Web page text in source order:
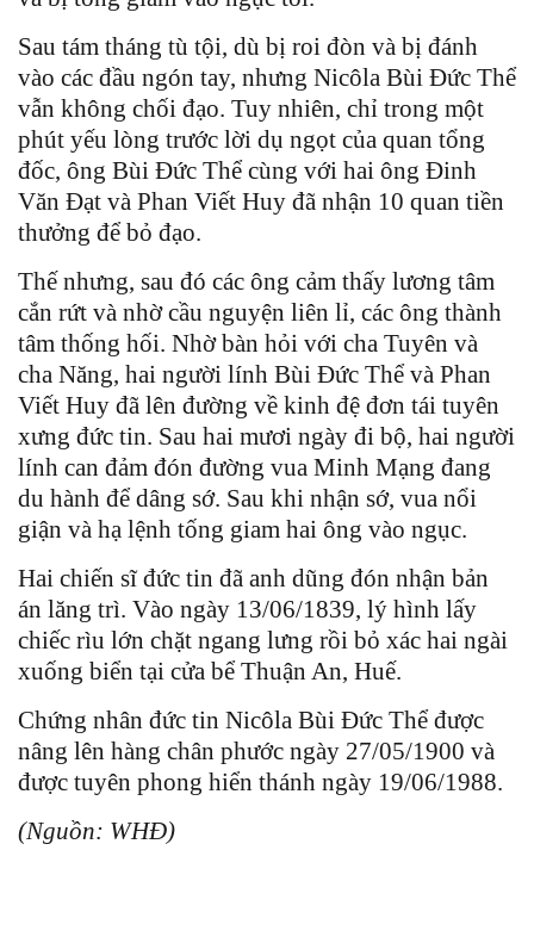
Sau tám tháng tù tội, dù bị roi đòn và bị đánh
vào các đầu ngón tay, nhưng Nicôla Bùi Đức Thể
vẫn không chối đạo. Tuy nhiên, chỉ trong một
phút yếu lòng trước lời dụ ngọt của quan tổng
đốc, ông Bùi Đức Thể cùng với hai ông Đinh
Văn Đạt và Phan Viết Huy đã nhận 10 quan tiền
thưởng để bỏ đạo.
Thế nhưng, sau đó các ông cảm thấy lương tâm
cắn rứt và nhờ cầu nguyện liên lỉ, các ông thành
tâm thống hối. Nhờ bàn hỏi với cha Tuyên và
cha Năng, hai người lính Bùi Đức Thể và Phan
Viết Huy đã lên đường về kinh đệ đơn tái tuyên
xưng đức tin. Sau hai mươi ngày đi bộ, hai người
lính can đảm đón đường vua Minh Mạng đang
du hành để dâng sớ. Sau khi nhận sớ, vua nổi
giận và hạ lệnh tống giam hai ông vào ngục.
Hai chiến sĩ đức tin đã anh dũng đón nhận bản
án lăng trì. Vào ngày 13/06/1839, lý hình lấy
chiếc rìu lớn chặt ngang lưng rồi bỏ xác hai ngài
xuống biển tại cửa bể Thuận An, Huế.
Chứng nhân đức tin Nicôla Bùi Ðức Thể được
nâng lên hàng chân phước ngày 27/05/1900 và
được tuyên phong hiển thánh ngày 19/06/1988.
(Nguồn: WHĐ)